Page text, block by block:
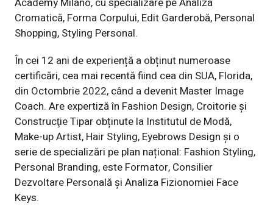
Cromatică, Forma Corpului, Edit Garderobă, Personal
Shopping, Styling Personal.
În cei 12 ani de experiență a obținut numeroase
certificări, cea mai recentă fiind cea din SUA, Florida,
din Octombrie 2022, când a devenit Master Image
Coach. Are expertiză în Fashion Design, Croitorie şi
Construcţie Tipar obținute la Institutul de Modă,
Make-up Artist, Hair Styling, Eyebrows Design și o
serie de specializări pe plan național: Fashion Styling,
Personal Branding, este Formator, Consilier
Dezvoltare Personală și Analiza Fizionomiei Face
Keys.